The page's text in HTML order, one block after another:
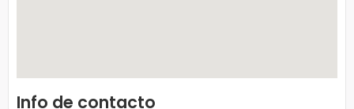
Info de contacto